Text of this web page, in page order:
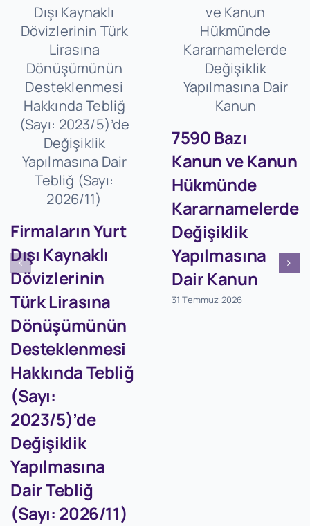
Firmaların Yurt
Dışı Kaynaklı
Dövizlerinin
Türk Lirasına
Dönüşümünün
Desteklenmesi
Hakkında Tebliğ
(Sayı:
2023/5)’de
Değişiklik
Yapılmasına
Dair Tebliğ
(Sayı: 2026/11)
7590 Bazı
Kanun ve Kanun
Hükmünde
Kararnamelerde
Değişiklik
Yapılmasına
Dair Kanun
31 Temmuz 2026